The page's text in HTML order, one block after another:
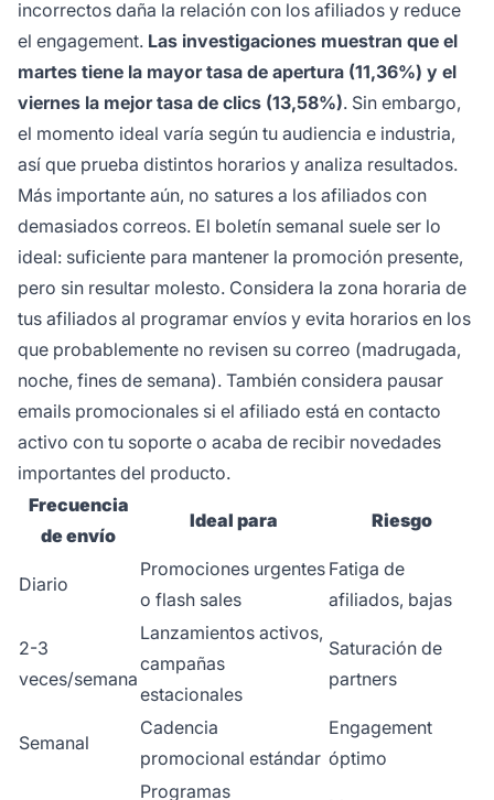
incorrectos daña la relación con los afiliados y reduce
el engagement. Las investigaciones muestran que el
martes tiene la mayor tasa de apertura (11,36%) y el
viernes la mejor tasa de clics (13,58%). Sin embargo,
el momento ideal varía según tu audiencia e industria,
así que prueba distintos horarios y analiza resultados.
Más importante aún, no satures a los afiliados con
demasiados correos. El boletín semanal suele ser lo
ideal: suficiente para mantener la promoción presente,
pero sin resultar molesto. Considera la zona horaria de
tus afiliados al programar envíos y evita horarios en los
que probablemente no revisen su correo (madrugada,
noche, fines de semana). También considera pausar
emails promocionales si el afiliado está en contacto
activo con tu soporte o acaba de recibir novedades
importantes del producto.
Frecuencia
de envío
Ideal para Riesgo
Diario
Promociones urgentes
o flash sales
Fatiga de
afiliados, bajas
2-3
veces/semana
Lanzamientos activos,
campañas
estacionales
Saturación de
partners
Semanal
Cadencia
promocional estándar
Engagement
óptimo
Programas